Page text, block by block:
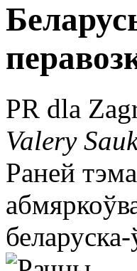
PR dla
Valery
Раней